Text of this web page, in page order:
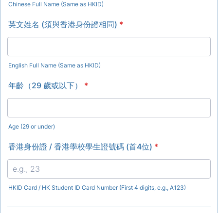
Chinese Full Name (Same as HKID)
英文姓名 (須與香港身份證相同) *
English Full Name (Same as HKID)
年齡（29 歲或以下） *
Age (29 or under)
香港身份證 / 香港學校學生證號碼 (首4位) *
HKID Card / HK Student ID Card Number (First 4 digits, e.g., A123)